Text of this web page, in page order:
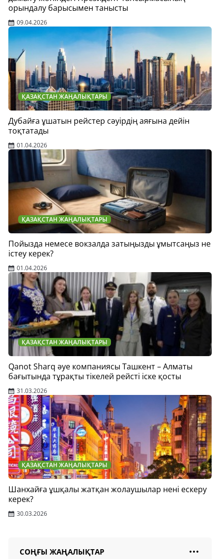
орындалу барысымен танысты
09.04.2026
ҚАЗАҚСТАН ЖАҢАЛЫҚТАРЫ
Дубайға ұшатын рейстер сәуірдің аяғына дейін
тоқтатады
01.04.2026
ҚАЗАҚСТАН ЖАҢАЛЫҚТАРЫ
Пойызда немесе вокзалда затыңызды ұмытсаңыз не
істеу керек?
01.04.2026
ҚАЗАҚСТАН ЖАҢАЛЫҚТАРЫ
Qanot Sharq әуе компаниясы Ташкент – Алматы
бағытында тұрақты тікелей рейсті іске қосты
31.03.2026
ҚАЗАҚСТАН ЖАҢАЛЫҚТАРЫ
Шанхайға ұшқалы жатқан жолаушылар нені ескеру
керек?
30.03.2026
СОҢҒЫ ЖАҢАЛЫҚТАР